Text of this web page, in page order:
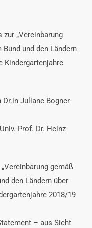
„Vereinbarung
und den Ländern
Kindergartenjahre
Juliane Bogner-
Prof. Dr. Heinz
gemäß
den Ländern über
2018/19
– aus Sicht